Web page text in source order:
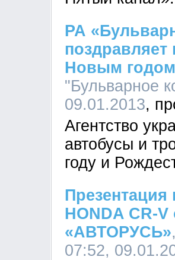
РА
Новым
"Бульварное
09.01.2013
Агентство
автобусы и
году и
Презентация
HONDA CR-
«АВТОРУСЬ»
07:52,